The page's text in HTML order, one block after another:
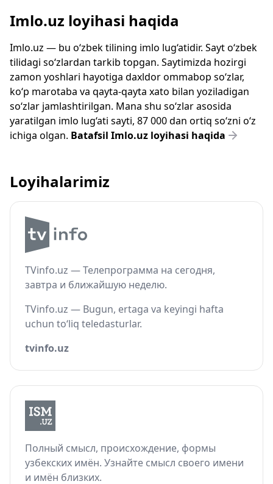
Imlo.uz loyihasi haqida
Imlo.uz — bu o‘zbek tilining imlo lug‘atidir. Sayt o‘zbek
tilidagi so‘zlardan tarkib topgan. Saytimizda hozirgi
zamon yoshlari hayotiga daxldor ommabop so‘zlar,
ko‘p marotaba va qayta-qayta xato bilan yoziladigan
so‘zlar jamlashtirilgan. Mana shu so‘zlar asosida
yaratilgan imlo lug‘ati sayti, 87 000 dan ortiq so‘zni o‘z
ichiga olgan. Batafsil Imlo.uz loyihasi haqida
Loyihalarimiz
TVinfo.uz — Телепрограмма на сегодня,
завтра и ближайшую неделю.
TVinfo.uz — Bugun, ertaga va keyingi hafta
uchun to‘liq teledasturlar.
tvinfo.uz
Полный смысл, происхождение, формы
узбекских имён. Узнайте смысл своего имени
и имён близких.